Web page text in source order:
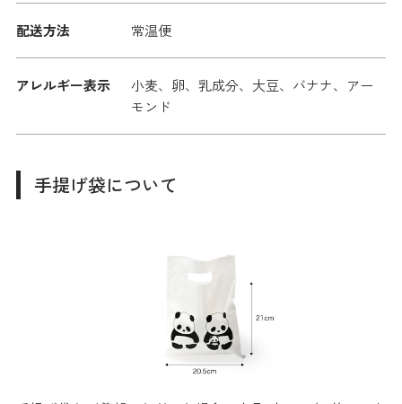
配送方法 常温便
アレルギー表示
小麦、卵、乳成分、大豆、バナナ、アー
モンド
手提げ袋について